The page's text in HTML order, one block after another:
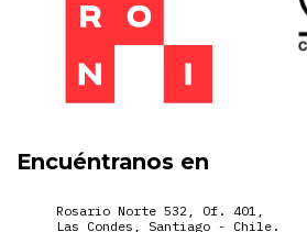
Encuéntranos en
Rosario Norte 532, Of. 401,
Las Condes, Santiago - Chile.